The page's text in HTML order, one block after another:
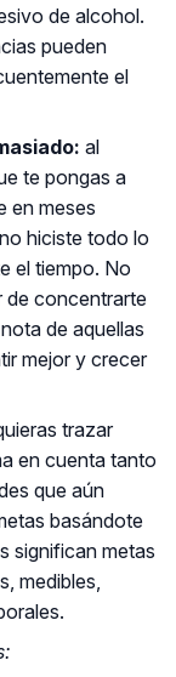
de alcohol.
pueden
el
al
te pongas a
en meses
hiciste todo lo
el tiempo. No
de concentrarte
de aquellas
mejor y crecer
trazar
en cuenta tanto
que aún
basándote
significan metas
medibles,